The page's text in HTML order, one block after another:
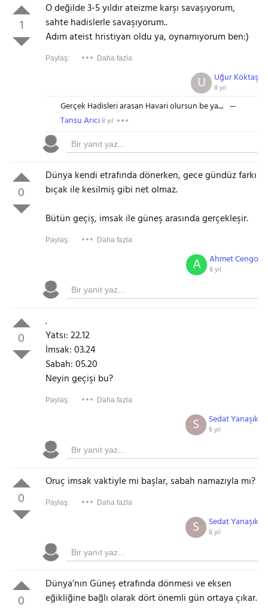
1
O değilde 3-5 yıldır ateizme karşı savaşıyorum,
sahte hadislerle savaşıyorum..
Adım ateist hristiyan oldu ya, oynamıyorum ben:)
Paylaş: Daha fazla
Uğur Köktaş
8 yıl
U
Gerçek Hadisleri arasan Havari olursun be ya....
Tansu Arıcı8 yıl
0
Dünya kendi etrafında dönerken, gece gündüz farkı
bıçak ile kesilmiş gibi net olmaz.
Bütün geçiş, imsak ile güneş arasında gerçekleşir.
Paylaş: Daha fazla
Ahmet Cengo
8 yıl
A
0
.
Yatsı: 22.12
İmsak: 03.24
Sabah: 05.20
Neyin geçişi bu?
Paylaş: Daha fazla
Sedat Yanaşık
8 yıl
S
0
Oruç imsak vaktiyle mi başlar, sabah namazıyla mı?
Paylaş: Daha fazla
Sedat Yanaşık
8 yıl
S
0
Dünya’nın Güneş etrafında dönmesi ve eksen
eğikliğine bağlı olarak dört önemli gün ortaya çıkar.